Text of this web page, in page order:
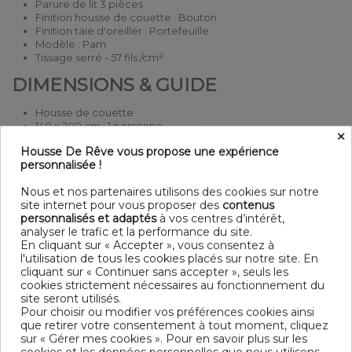
Parure de lit 3 pièces
Finition housse de couette : Bouton
Finition taie d'oreiller : Portefeuille
Modèle : Pam
Tissage serré - 57 fils /cm²
DIMENSIONS & GUIDE
Housse de couette
140 x 200 cm : 1 personne
220 x 240 cm : 2 personnes
240 x 260 cm : 2 personnes
les autres tailles)
CONTENU
1 housse de couette 240x260 cm HDR Pam
2 taies d'oreiller 63x63 cm
DESCRIPTIF TECHNIQUE
Certification Oeko-Tex®
×
Housse De Rêve vous propose une expérience
personnalisée !
Nous et nos partenaires utilisons des cookies sur notre
site internet pour vous proposer des contenus
personnalisés et adaptésà vos centres d’intérêt,
analyser le trafic et la performance du site.
En cliquant sur « Accepter », vous consentez à
l'utilisation de tous les cookies placés sur notre site. En
cliquant sur « Continuer sans accepter », seuls les
cookies strictement nécessaires au fonctionnement du
site seront utilisés.
Pour choisir ou modifier vos préférences cookies ainsi
que retirer votre consentement à tout moment, cliquez
sur « Gérer mes cookies ». Pour en savoir plus sur les